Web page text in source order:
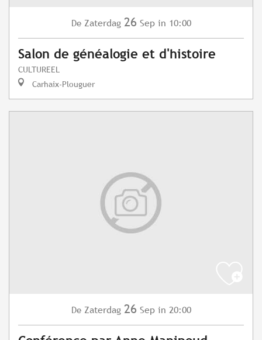
De Zaterdag 26 Sep in 10:00
Salon de généalogie et d'histoire
CULTUREEL
Carhaix-Plouguer
De Zaterdag 26 Sep in 20:00